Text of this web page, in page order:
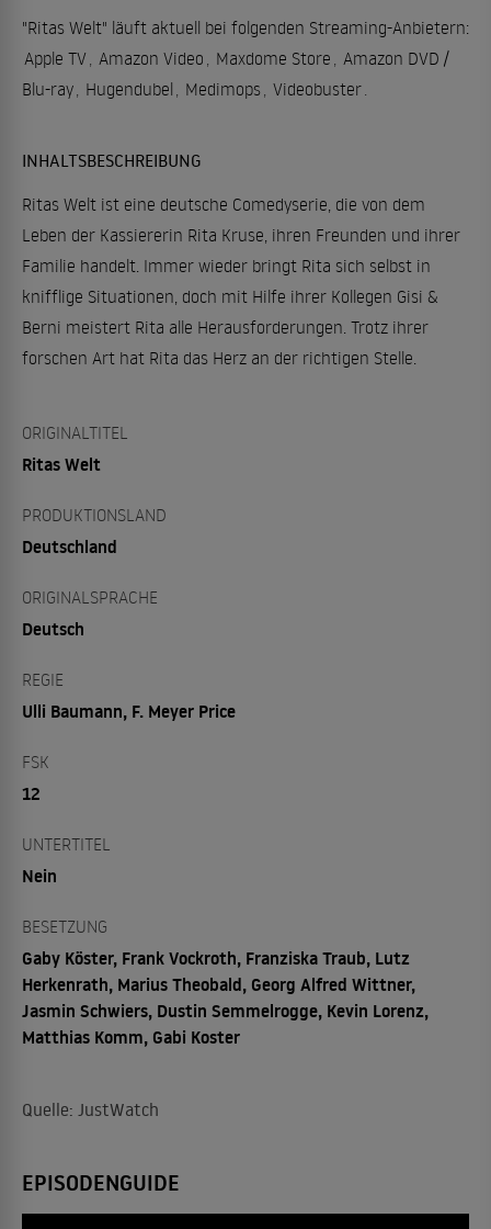
"Ritas Welt" läuft aktuell bei folgenden Streaming-Anbietern:
Apple TV, Amazon Video , Maxdome Store , Amazon DVD /
Blu-ray, Hugendubel , Medimops, Videobuster.
INHALTSBESCHREIBUNG
Ritas Welt ist eine deutsche Comedyserie, die von dem
Leben der Kassiererin Rita Kruse, ihren Freunden und ihrer
Familie handelt. Immer wieder bringt Rita sich selbst in
knifflige Situationen, doch mit Hilfe ihrer Kollegen Gisi &
Berni meistert Rita alle Herausforderungen. Trotz ihrer
forschen Art hat Rita das Herz an der richtigen Stelle.
ORIGINALTITEL
Ritas Welt
PRODUKTIONSLAND
Deutschland
ORIGINALSPRACHE
Deutsch
REGIE
Ulli Baumann, F. Meyer Price
FSK
12
UNTERTITEL
Nein
BESETZUNG
Gaby Köster, Frank Vockroth, Franziska Traub, Lutz
Herkenrath, Marius Theobald, Georg Alfred Wittner,
Jasmin Schwiers, Dustin Semmelrogge, Kevin Lorenz,
Matthias Komm, Gabi Koster
Quelle: JustWatch
EPISODENGUIDE